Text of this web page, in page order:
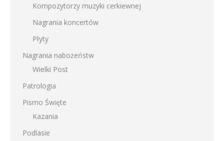
Kompozytorzy muzyki cerkiewnej
Nagrania koncertów
Płyty
Nagrania nabożeństw
Wielki Post
Patrologia
Pismo Święte
Kazania
Podlasie